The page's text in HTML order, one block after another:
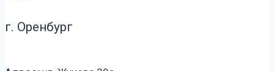
г. Оренбург